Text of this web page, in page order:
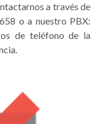
a través de
o a nuestro PBX:
de teléfono de la